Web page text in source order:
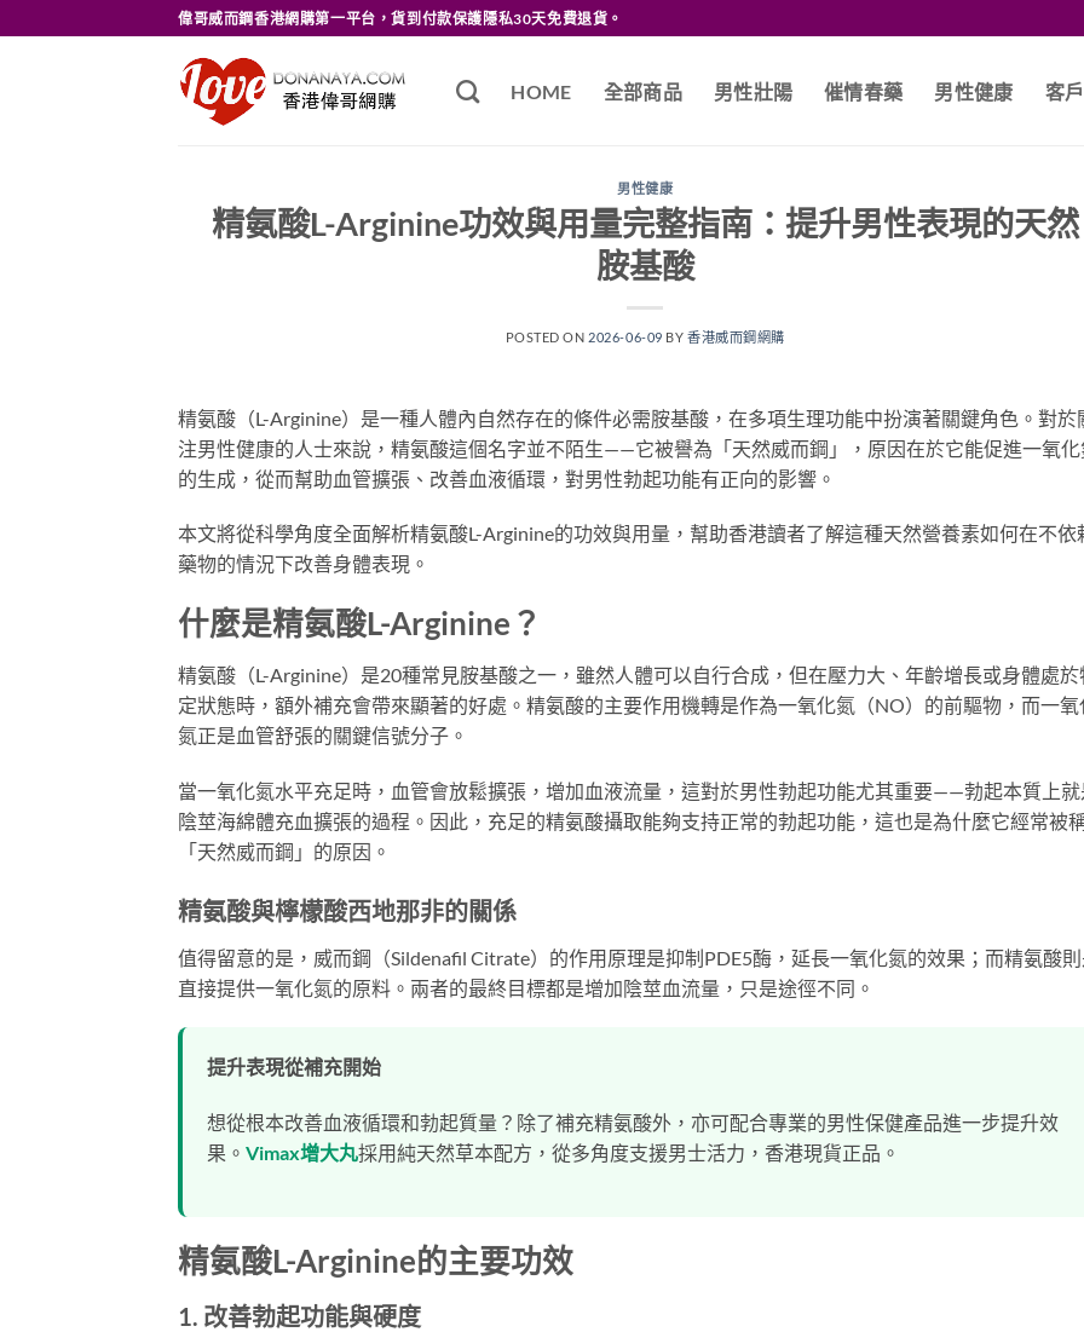
to
偉哥威而鋼香港網購第一平台，貨到付款保護隱私30天免費退貨。
HOME 全部商品 男性壯陽 催情春藥 男性健康 客
男性健康
精氨酸L-Arginine功效與用量完整指南：提升男性表現的天然
胺基酸
POSTED ON 2026-06-09 BY香港威而鋼網購
精氨酸（L-Arginine）是一種人體內自然存在的條件必需胺基酸，在多項生理功能中扮演著關鍵角色。對於
注男性健康的人士來說，精氨酸這個名字並不陌生——它被譽為「天然威而鋼」，原因在於它能促進一氧
的生成，從而幫助血管擴張、改善血液循環，對男性勃起功能有正向的影響。
本文將從科學角度全面解析精氨酸L-Arginine的功效與用量，幫助香港讀者了解這種天然營養素如何在不依
藥物的情況下改善身體表現。
什麼是精氨酸L-Arginine？
精氨酸（L-Arginine）是20種常見胺基酸之一，雖然人體可以自行合成，但在壓力大、年齡增長或身體處於
定狀態時，額外補充會帶來顯著的好處。精氨酸的主要作用機轉是作為一氧化氮（NO）的前驅物，而一氧
氮正是血管舒張的關鍵信號分子。
當一氧化氮水平充足時，血管會放鬆擴張，增加血液流量，這對於男性勃起功能尤其重要——勃起本質上
陰莖海綿體充血擴張的過程。因此，充足的精氨酸攝取能夠支持正常的勃起功能，這也是為什麼它經常被
「天然威而鋼」的原因。
精氨酸與檸檬酸西地那非的關係
值得留意的是，威而鋼（Sildenafil Citrate）的作用原理是抑制PDE5酶，延長一氧化氮的效果；而精氨酸
直接提供一氧化氮的原料。兩者的最終目標都是增加陰莖血流量，只是途徑不同。
提升表現從補充開始
想從根本改善血液循環和勃起質量？除了補充精氨酸外，亦可配合專業的男性保健產品進一步提升效
果。 Vimax增大丸採用純天然草本配方，從多角度支援男士活力，香港現貨正品。
精氨酸L-Arginine的主要功效
1. 改善勃起功能與硬度